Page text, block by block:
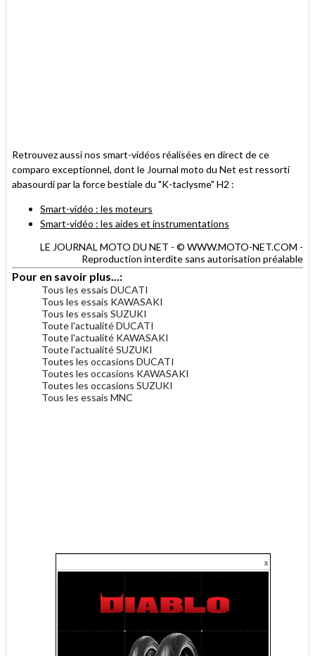
Retrouvez aussi nos smart-vidéos réalisées en direct de ce
comparo exceptionnel, dont le Journal moto du Net est ressorti
abasourdi par la force bestiale du "K-taclysme" H2 :
Smart-vidéo : les moteurs
Smart-vidéo : les aides et instrumentations
LE JOURNAL MOTO DU NET - © WWW.MOTO-NET.COM -
Reproduction interdite sans autorisation préalable
Pour en savoir plus...:
Tous les essais DUCATI
Tous les essais KAWASAKI
Tous les essais SUZUKI
Toute l'actualité DUCATI
Toute l'actualité KAWASAKI
Toute l'actualité SUZUKI
Toutes les occasions DUCATI
Toutes les occasions KAWASAKI
Toutes les occasions SUZUKI
Tous les essais MNC